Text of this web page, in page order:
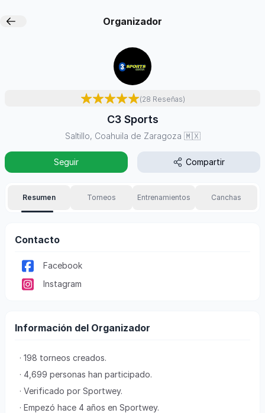
Organizador
(28 Reseñas)
C3 Sports
Saltillo, Coahuila de Zaragoza 🇲🇽
Seguir Compartir
Resumen Torneos Entrenamientos Canchas
Contacto
Facebook
Instagram
Información del Organizador
· 198 torneos creados.
· 4,699 personas han participado.
· Verificado por Sportwey.
· Empezó hace 4 años en Sportwey.